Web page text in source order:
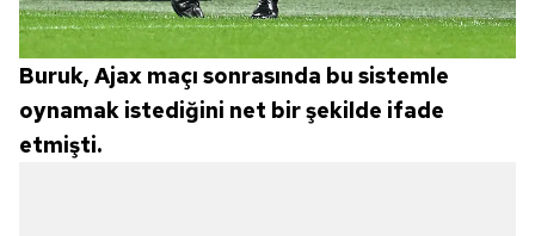
Buruk, Ajax maçı sonrasında bu sistemle
oynamak istediğini net bir şekilde ifade
etmişti.